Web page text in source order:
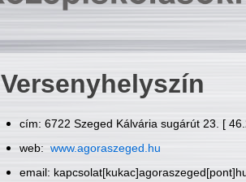
Versenyhelyszín
cím: 6722 Szeged Kálvária sugárút 23. [
web: www.agoraszeged.hu
email: